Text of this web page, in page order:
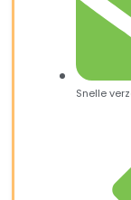
Snelle